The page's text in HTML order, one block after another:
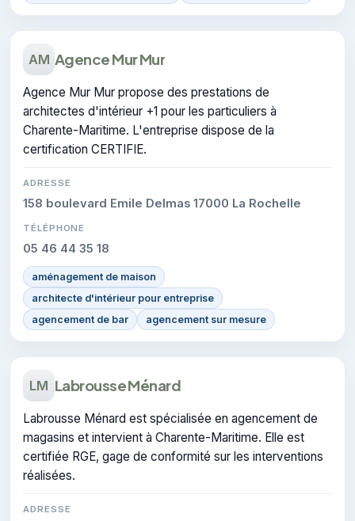
AM Agence Mur Mur
Agence Mur Mur propose des prestations de
architectes d'intérieur +1 pour les particuliers à
Charente-Maritime. L'entreprise dispose de la
certification CERTIFIE.
ADRESSE
158 boulevard Emile Delmas 17000 La Rochelle
TÉLÉPHONE
05 46 44 35 18
aménagement de maison
architecte d'intérieur pour entreprise
agencement de bar
agencement sur mesure
LM Labrousse Ménard
Labrousse Ménard est spécialisée en agencement de
magasins et intervient à Charente-Maritime. Elle est
certifiée RGE, gage de conformité sur les interventions
réalisées.
ADRESSE